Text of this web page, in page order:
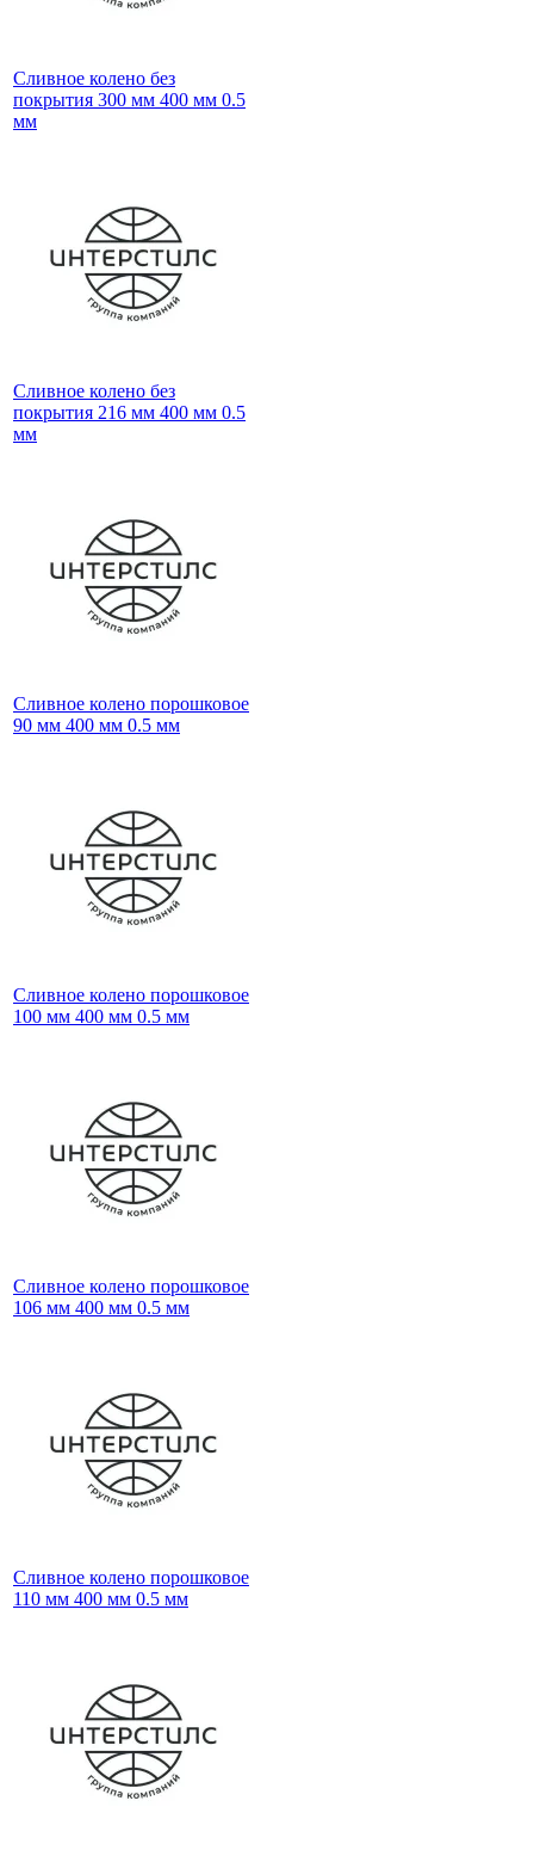
Сливное колено без
покрытия 300 мм 400 мм 0.5
мм
Сливное колено без
покрытия 216 мм 400 мм 0.5
мм
Сливное колено порошковое
90 мм 400 мм 0.5 мм
Сливное колено порошковое
100 мм 400 мм 0.5 мм
Сливное колено порошковое
106 мм 400 мм 0.5 мм
Сливное колено порошковое
110 мм 400 мм 0.5 мм